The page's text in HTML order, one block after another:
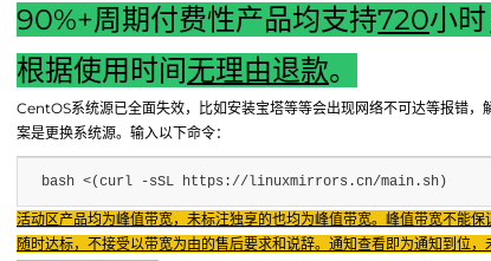
享无忧退款服务
Copyright © 2024 - 2025 FX BD Cloud. All Rights
Fenxun Tech旗下云平台，相关服务主体：重庆飞讯科技有
90%+周期付费性产品均支持720小时
根据使用时间无理由退款。
CentOS系统源已全面失效，比如安装宝塔等等会出现网络不可达等报错，
案是更换系统源。输入以下命令：
bash <(curl -sSL https://linuxmirrors.cn/main.sh)
活动区产品均为峰值带宽，未标注独享的也均为峰值带宽。峰值带宽不能保
随时达标，不接受以带宽为由的售后要求和说辞。通知查看即为通知到位，